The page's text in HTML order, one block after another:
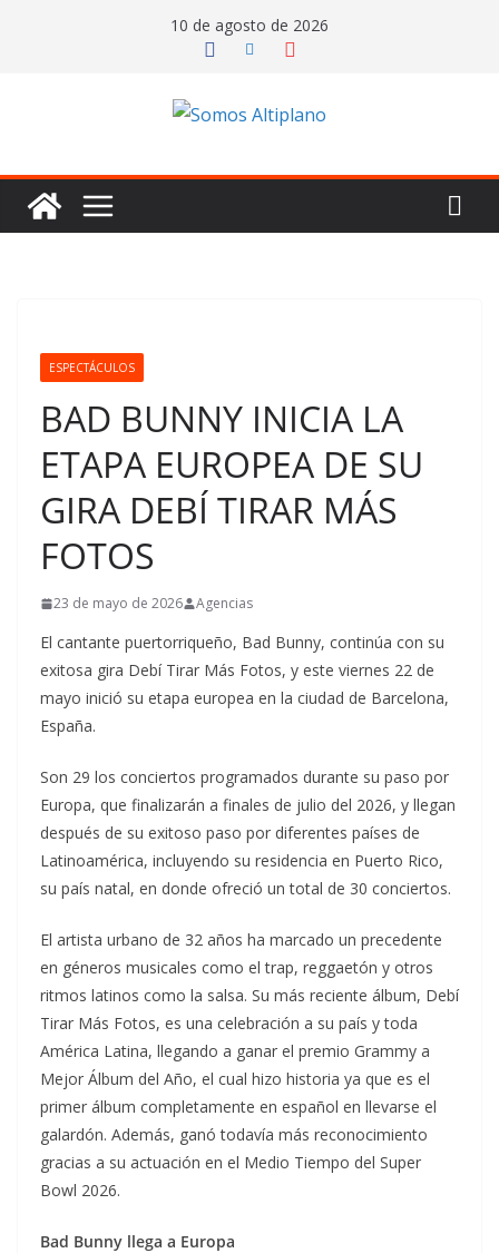
10 de agosto de 2026
ESPECTÁCULOS
BAD BUNNY INICIA LA
ETAPA EUROPEA DE SU
GIRA DEBÍ TIRAR MÁS
FOTOS
23 de mayo de 2026 Agencias
El cantante puertorriqueño, Bad Bunny, continúa con su
exitosa gira Debí Tirar Más Fotos, y este viernes 22 de
mayo inició su etapa europea en la ciudad de Barcelona,
España.
Son 29 los conciertos programados durante su paso por
Europa, que finalizarán a finales de julio del 2026, y llegan
después de su exitoso paso por diferentes países de
Latinoamérica, incluyendo su residencia en Puerto Rico,
su país natal, en donde ofreció un total de 30 conciertos.
El artista urbano de 32 años ha marcado un precedente
en géneros musicales como el trap, reggaetón y otros
ritmos latinos como la salsa. Su más reciente álbum, Debí
Tirar Más Fotos, es una celebración a su país y toda
América Latina, llegando a ganar el premio Grammy a
Mejor Álbum del Año, el cual hizo historia ya que es el
primer álbum completamente en español en llevarse el
galardón. Además, ganó todavía más reconocimiento
gracias a su actuación en el Medio Tiempo del Super
Bowl 2026.
Bad Bunny llega a Europa